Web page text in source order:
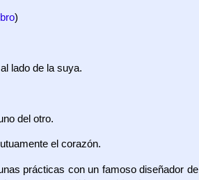
)
lado de la suya.
del otro.
el corazón.
prácticas con un famoso diseñador de